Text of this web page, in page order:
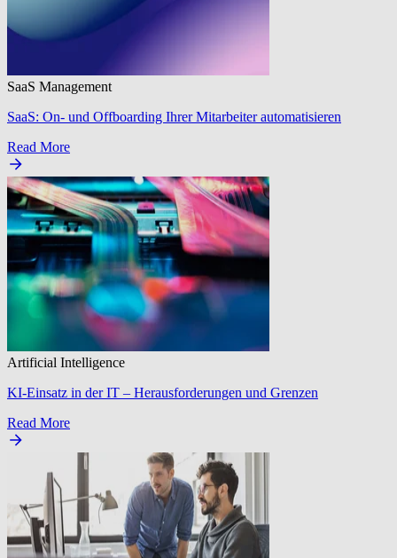
SaaS Management
SaaS: On- und Offboarding Ihrer Mitarbeiter automatisieren
Read More
Artificial Intelligence
KI-Einsatz in der IT – Herausforderungen und Grenzen
Read More